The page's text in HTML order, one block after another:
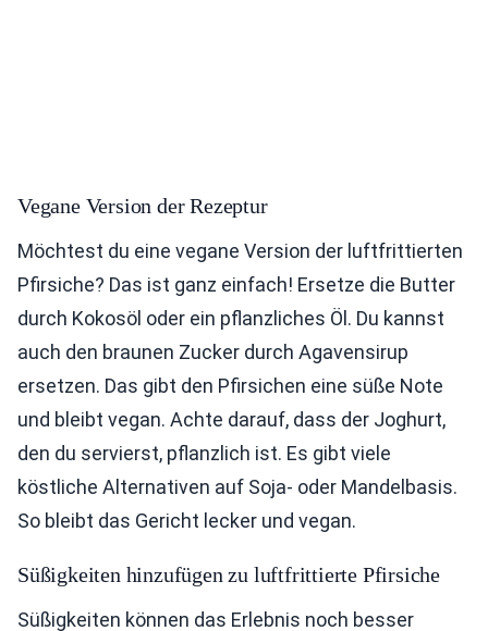
Vegane Version der Rezeptur
Möchtest du eine vegane Version der luftfrittierten
Pfirsiche? Das ist ganz einfach! Ersetze die Butter
durch Kokosöl oder ein pflanzliches Öl. Du kannst
auch den braunen Zucker durch Agavensirup
ersetzen. Das gibt den Pfirsichen eine süße Note
und bleibt vegan. Achte darauf, dass der Joghurt,
den du servierst, pflanzlich ist. Es gibt viele
köstliche Alternativen auf Soja- oder Mandelbasis.
So bleibt das Gericht lecker und vegan.
Süßigkeiten hinzufügen zu luftfrittierte Pfirsiche
Süßigkeiten können das Erlebnis noch besser